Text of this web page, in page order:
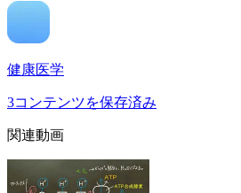
健康医学
3コンテンツを保存済み
関連動画